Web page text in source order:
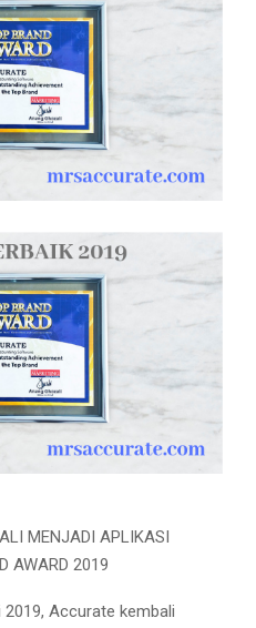
MENJADI APLIKASI
AWARD 2019
2019, Accurate kembali